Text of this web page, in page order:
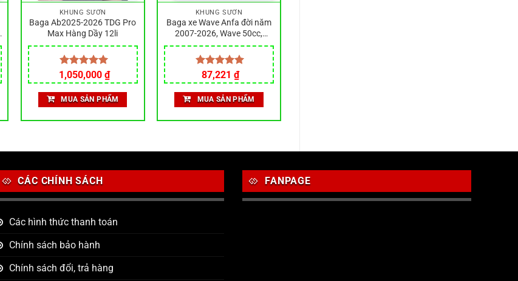
KHUNG SƯỜN
Baga Ab2025-2026 TDG Pro
Max Hàng Dầy 12li
Được xếp
hạng5.00
5 sao
1,050,000 ₫
MUA SẢN PHẨM
KHUNG SƯỜN
Baga xe Wave Anfa đời năm
2007-2026, Wave 50cc,
Sirius, Dream, RSX, Blade,
Winner X
Được xếp
hạng5.00
5 sao
87,221 ₫
MUA SẢN PHẨM
CÁC CHÍNH SÁCH
Các hình thức thanh toán
Chính sách bảo hành
Chính sách đổi, trả hàng
FANPAGE